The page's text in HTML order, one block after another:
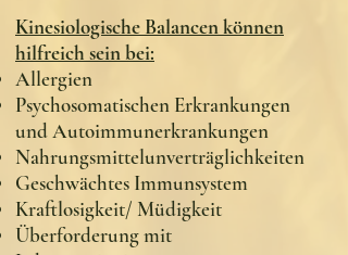
Kinesiologische Balancen können
hilfreich sein bei:
Allergien
Psychosomatischen Erkrankungen
und Autoimmunerkrankungen
Nahrungsmittelunverträglichkeiten
Geschwächtes Immunsystem
Kraftlosigkeit/ Müdigkeit
Überforderung mit